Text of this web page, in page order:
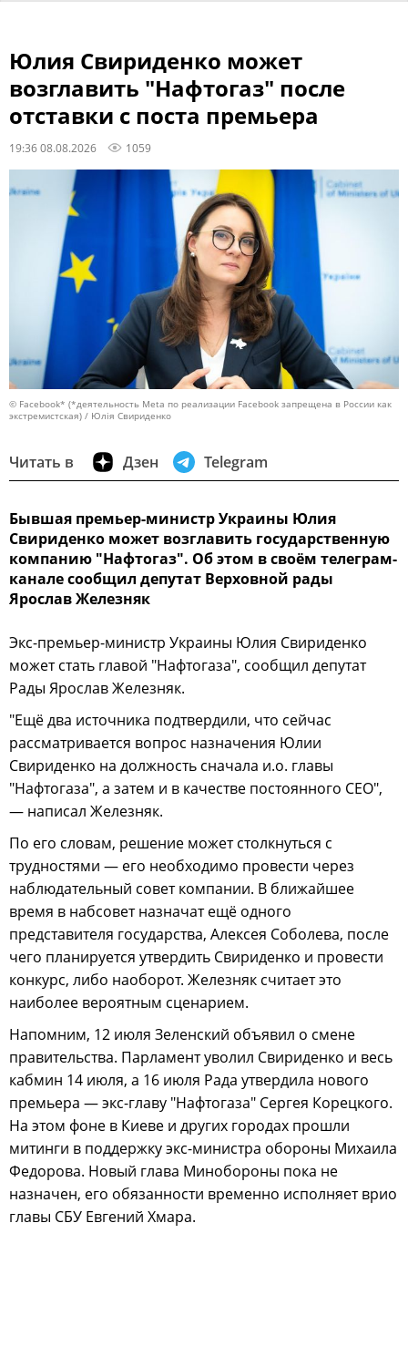
Юлия Свириденко может
возглавить "Нафтогаз" после
отставки с поста премьера
19:36 08.08.2026 1059
© Facebook* (*деятельность Meta по реализации Facebook запрещена в России как
экстремистская) / Юлія Свириденко
Читать в Дзен Telegram
Бывшая премьер-министр Украины Юлия
Свириденко может возглавить государственную
компанию "Нафтогаз". Об этом в своём телеграм-
канале сообщил депутат Верховной рады
Ярослав Железняк
Экс-премьер-министр Украины Юлия Свириденко
может стать главой "Нафтогаза", сообщил депутат
Рады Ярослав Железняк.
"Ещё два источника подтвердили, что сейчас
рассматривается вопрос назначения Юлии
Свириденко на должность сначала и.о. главы
"Нафтогаза", а затем и в качестве постоянного CEO",
— написал Железняк.
По его словам, решение может столкнуться с
трудностями — его необходимо провести через
наблюдательный совет компании. В ближайшее
время в набсовет назначат ещё одного
представителя государства, Алексея Соболева, после
чего планируется утвердить Свириденко и провести
конкурс, либо наоборот. Железняк считает это
наиболее вероятным сценарием.
Напомним, 12 июля Зеленский объявил о смене
правительства. Парламент уволил Свириденко и весь
кабмин 14 июля, а 16 июля Рада утвердила нового
премьера — экс-главу "Нафтогаза" Сергея Корецкого.
На этом фоне в Киеве и других городах прошли
митинги в поддержку экс-министра обороны Михаила
Федорова. Новый глава Минобороны пока не
назначен, его обязанности временно исполняет врио
главы СБУ Евгений Хмара.